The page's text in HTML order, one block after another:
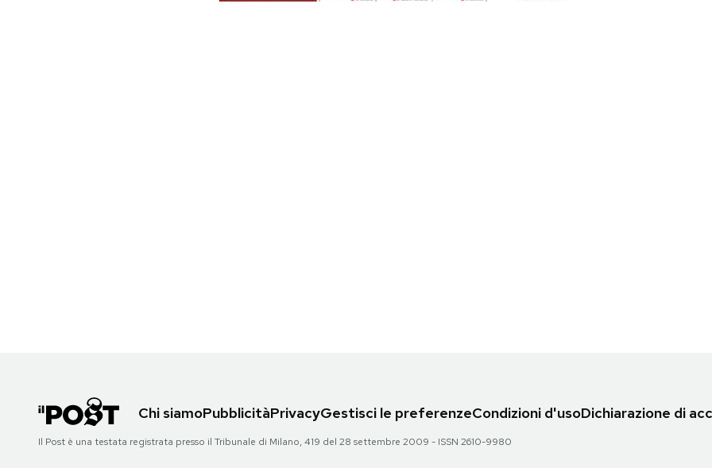
Chi siamoPubblicitàPrivacyGestisci le preferenzeCondizioni d'usoDichiarazione di
Il Post è una testata registrata presso il Tribunale di Milano, 419 del 28 settembre 2009 - ISSN 2610-9980